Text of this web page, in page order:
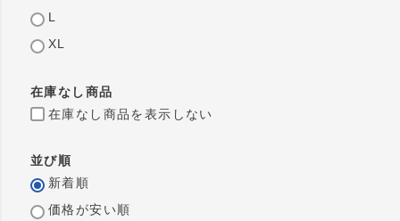
L
XL
在庫なし商品
在庫なし商品を表示しない
並び順
新着順
価格が安い順